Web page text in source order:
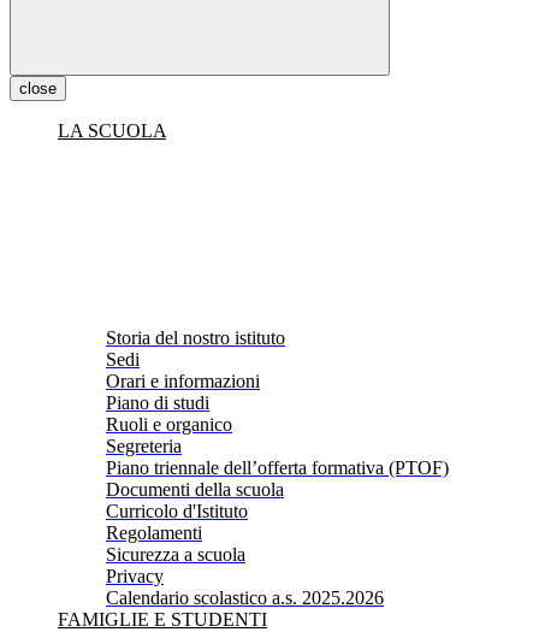
close
LA SCUOLA
Storia del nostro istituto
Sedi
Orari e informazioni
Piano di studi
Ruoli e organico
Segreteria
Piano triennale dell’offerta formativa (PTOF)
Documenti della scuola
Curricolo d'Istituto
Regolamenti
Sicurezza a scuola
Privacy
Calendario scolastico a.s. 2025.2026
FAMIGLIE E STUDENTI